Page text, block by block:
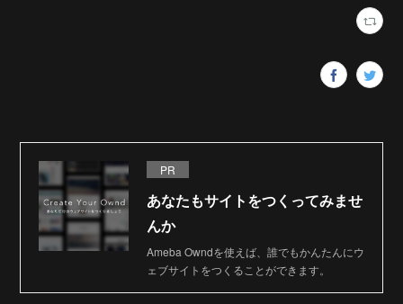
PR
あなたもサイトをつくってみませ
んか
Ameba Owndを使えば、誰でもかんたんにウ
ェブサイトをつくることができます。